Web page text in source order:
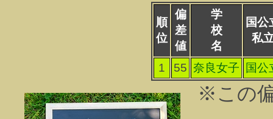
順
位
偏
差
値
学
校
名
国公
私
1 55 奈良女子 国公
※この